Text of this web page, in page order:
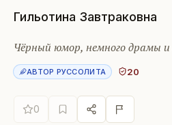
Гильотина Завтраковна
Чёрный юмор, немного драмы
АВТОР РУССОЛИТА 20
0